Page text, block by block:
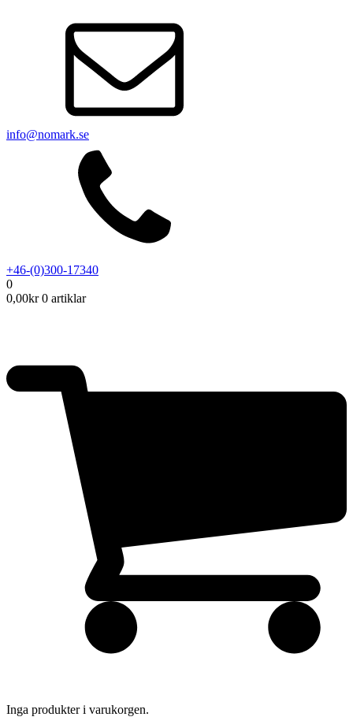
info@nomark.se
+46-(0)300-17340
0
0,00kr 0 artiklar
Inga produkter i varukorgen.